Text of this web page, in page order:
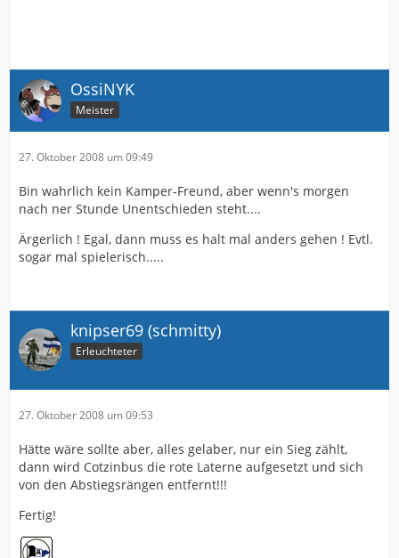
OssiNYK
Meister
27. Oktober 2008 um 09:49
Bin wahrlich kein Kamper-Freund, aber wenn's morgen
nach ner Stunde Unentschieden steht....
Ärgerlich ! Egal, dann muss es halt mal anders gehen ! Evtl.
sogar mal spielerisch.....
knipser69 (schmitty)
Erleuchteter
27. Oktober 2008 um 09:53
Hätte wäre sollte aber, alles gelaber, nur ein Sieg zählt,
dann wird Cotzinbus die rote Laterne aufgesetzt und sich
von den Abstiegsrängen entfernt!!!
Fertig!